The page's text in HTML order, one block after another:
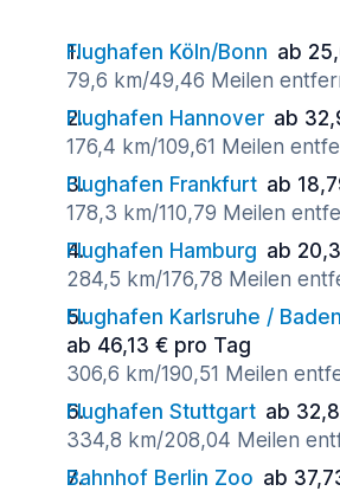
Flughafen Köln/Bonn ab
79,6 km/49,46 Meilen
Flughafen Hannover ab
176,4 km/109,61 Meilen
Flughafen Frankfurt ab
178,3 km/110,79 Meilen
Flughafen Hamburg ab
284,5 km/176,78 Meilen
Flughafen Karlsruhe /
ab 46,13 € pro Tag
306,6 km/190,51 Meilen
Flughafen Stuttgart ab
334,8 km/208,04 Meilen
Bahnhof Berlin Zoo ab